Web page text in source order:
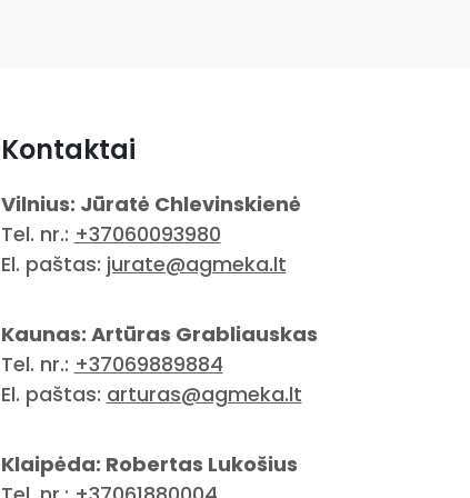
Kontaktai
Vilnius: Jūratė Chlevinskienė
Tel. nr.: +37060093980
El. paštas: jurate@agmeka.lt
Kaunas: Artūras Grabliauskas
Tel. nr.: +37069889884
El. paštas: arturas@agmeka.lt
Klaipėda: Robertas Lukošius